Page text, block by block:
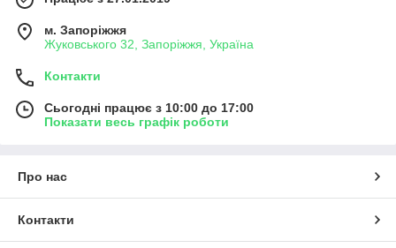
м. Запоріжжя
Жуковського 32, Запоріжжя, Україна
Контакти
Сьогодні працює з 10:00 до 17:00
Показати весь графік роботи
Про нас
Контакти